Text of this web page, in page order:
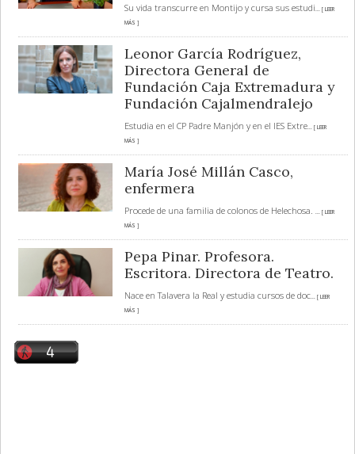
Su vida transcurre en Montijo y cursa sus estudi
... [ LEER
MÁS ]
Leonor García Rodríguez,
Directora General de
Fundación Caja Extremadura y
Fundación Cajalmendralejo
Estudia en el CP Padre Manjón y en el IES Extre... [ LEER
MÁS ]
María José Millán Casco,
enfermera
Procede de una familia de colonos de Helechosa.
... [ LEER
MÁS ]
Pepa Pinar. Profesora.
Escritora. Directora de Teatro.
Nace en Talavera la Real y estudia cursos de doc... [ LEER
MÁS ]